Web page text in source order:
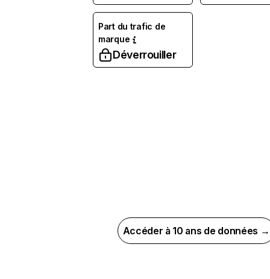
Part du trafic de
marque
Déverrouiller
Accéder à 10 ans de données →